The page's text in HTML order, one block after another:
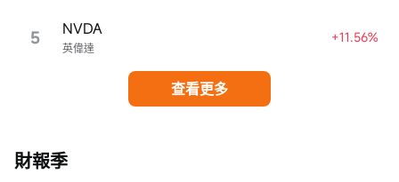
5 英偉達
NVDA +11.56%
查看更多
財報季